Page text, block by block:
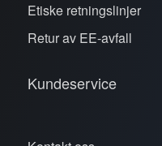
Etiske retningslinjer
Retur av EE-avfall
Kundeservice